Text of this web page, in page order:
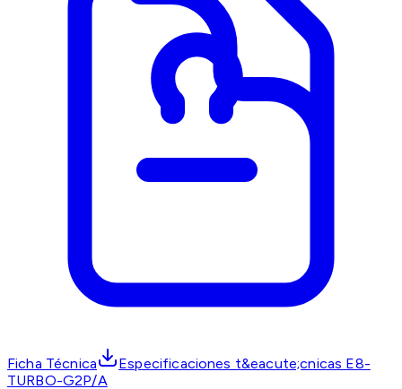
Ficha Técnica
Especificaciones t&eacute;cnicas E8-
TURBO-G2P/A